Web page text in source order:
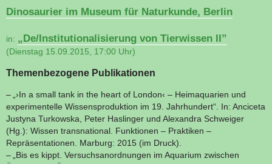
Dinosaurier im Museum für Naturkunde, Berlin
in: „De/Institutionalisierung von Tierwissen II”
(Dienstag 15.09.2015, 17:00 Uhr)
Themenbezogene Publikationen
„›In a small tank in the heart of London‹ – Heimaquarien und
experimentelle Wissensproduktion im 19. Jahrhundert“. In: Anciceta
Justyna Turkowska, Peter Haslinger und Alexandra Schweiger
(Hg.): Wissen transnational. Funktionen – Praktiken –
Repräsentationen. Marburg: 2015 (im Druck).
„Bis es kippt. Versuchsanordnungen im Aquarium zwischen